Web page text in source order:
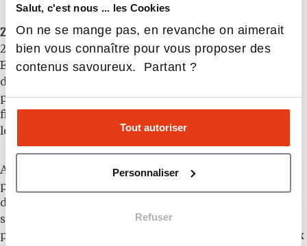
Salut, c'est nous ... les Cookies
On ne se mange pas, en revanche on aimerait
bien vous connaître pour vous proposer des
contenus savoureux. Partant ?
Tout autoriser
Personnaliser
Refuser
Zoo Academiaest une plateforme en ligne créée en
2023 et dédiée à la formation dans le secteur animalier.
Elle s’adresse à toutes les personnes désireuses de faire
de leur passion pour les animaux un véritable projet
professionnel, grâce à des parcours accessibles
financièrement (79 € par formation) et ouverts à tous
les profils.
Aujourd’hui, 2 formations sont ouvertes : la formation
pour devenir soigneur animalier et la formation pour
devenir comportementaliste canin. Conçues par des
spécialistes du milieu animalier, les formations
proposées sont à la fois riches, flexibles et adaptées aux